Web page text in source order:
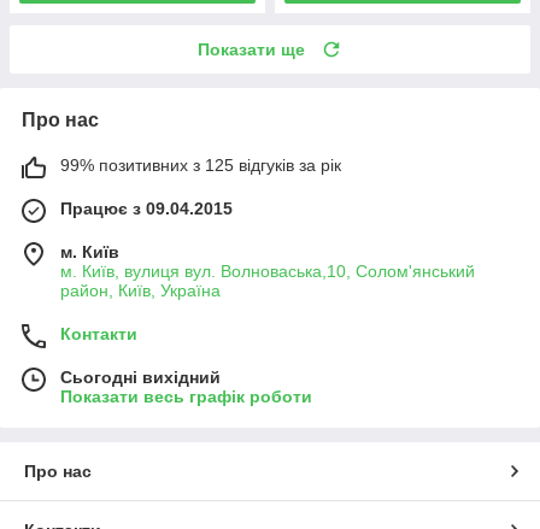
Показати ще
Про нас
99% позитивних з 125 відгуків за рік
Працює з 09.04.2015
м. Київ
м. Київ, вулиця вул. Волноваська,10, Солом'янський
район, Київ, Україна
Контакти
Сьогодні вихідний
Показати весь графік роботи
Про нас